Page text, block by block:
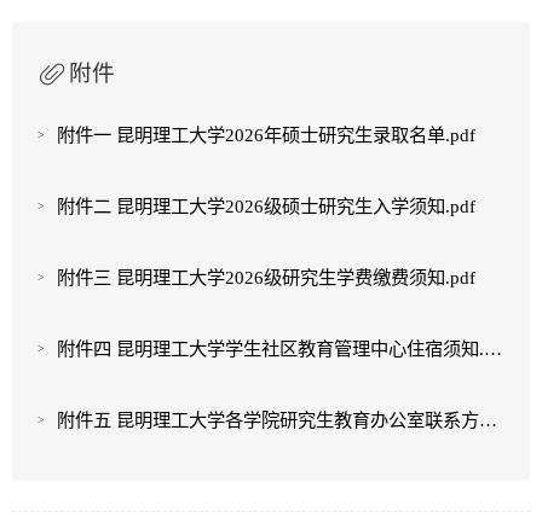
附件
附件一 昆明理工大学2026年硕士研究生录取名单.pdf
附件二 昆明理工大学2026级硕士研究生入学须知.pdf
附件三 昆明理工大学2026级研究生学费缴费须知.pdf
附件四 昆明理工大学学生社区教育管理中心住宿须知.pdf
附件五 昆明理工大学各学院研究生教育办公室联系方式.pdf